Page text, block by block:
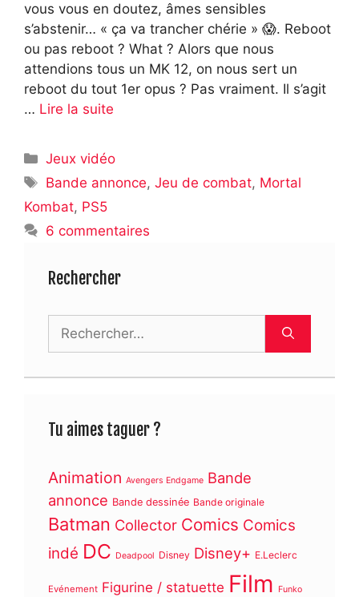
vous vous en doutez, âmes sensibles
s’abstenir… « ça va trancher chérie » 😱. Reboot
ou pas reboot ? What ? Alors que nous
attendions tous un MK 12, on nous sert un
reboot du tout 1er opus ? Pas vraiment. Il s’agit
… Lire la suite
Catégories
Jeux vidéo
Étiquettes
Bande annonce,Jeu de combat, Mortal
Kombat, PS5
6 commentaires
Rechercher
Rechercher :
Tu aimes taguer ?
Animation Avengers Endgame Bande
annonce Bande dessinée Bande originale
Batman Collector Comics Comics
indé DC Deadpool Disney Disney+ E.Leclerc
Evénement Figurine / statuette Film Funko